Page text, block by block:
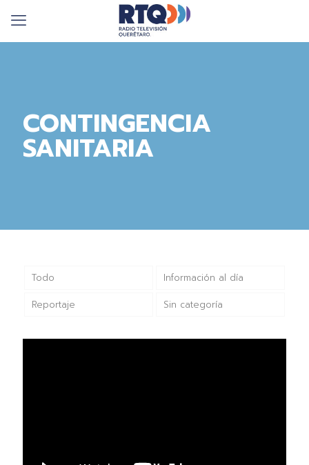
CONTINGENCIA
SANITARIA
Todo Información al día
Reportaje Sin categoría